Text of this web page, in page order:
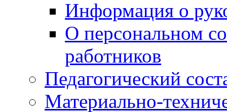
Информация о
О персональном
работников
Педагогический
Материально-